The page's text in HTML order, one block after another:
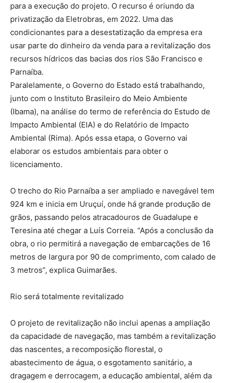
para a execução do projeto. O recurso é oriundo da
privatização da Eletrobras, em 2022. Uma das
condicionantes para a desestatização da empresa era
usar parte do dinheiro da venda para a revitalização dos
recursos hídricos das bacias dos rios São Francisco e
Parnaíba.
Paralelamente, o Governo do Estado está trabalhando,
junto com o Instituto Brasileiro do Meio Ambiente
(Ibama), na análise do termo de referência do Estudo de
Impacto Ambiental (EIA) e do Relatório de Impacto
Ambiental (Rima). Após essa etapa, o Governo vai
elaborar os estudos ambientais para obter o
licenciamento.
O trecho do Rio Parnaíba a ser ampliado e navegável tem
924 km e inicia em Uruçuí, onde há grande produção de
grãos, passando pelos atracadouros de Guadalupe e
Teresina até chegar a Luís Correia. “Após a conclusão da
obra, o rio permitirá a navegação de embarcações de 16
metros de largura por 90 de comprimento, com calado de
3 metros”, explica Guimarães.
Rio será totalmente revitalizado
O projeto de revitalização não inclui apenas a ampliação
da capacidade de navegação, mas também a revitalização
das nascentes, a recomposição florestal, o
abastecimento de água, o esgotamento sanitário, a
dragagem e derrocagem, a educação ambiental, além da